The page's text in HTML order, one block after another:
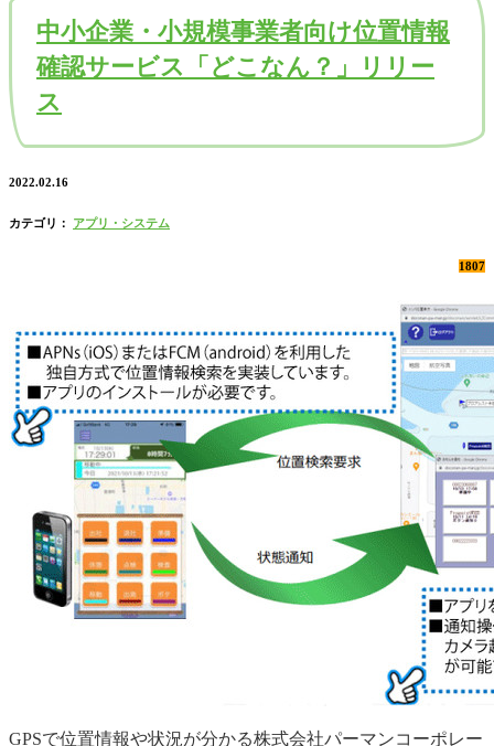
中小企業・小規模事業者向け位置情報
確認サービス「どこなん？」リリー
ス
2022.02.16
カテゴリ： アプリ・システム
1807
GPSで位置情報や状況が分かる株式会社パーマンコーポレー